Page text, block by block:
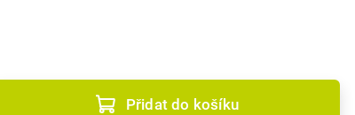
Přidat do košíku